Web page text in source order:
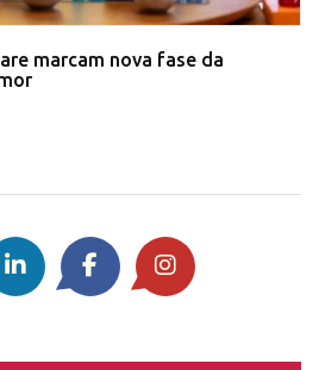
marcam nova fase da